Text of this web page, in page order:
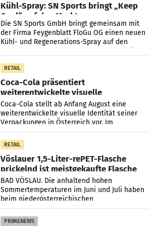
Kühl-Spray: SN Sports bringt „Keep
Cool“ auf den Markt
Die SN Sports GmbH bringt gemeinsam mit
der Firma Feygenblatt FloGu OG einen neuen
Kühl- und Regenerations-Spray auf den
RETAIL
Coca-Cola präsentiert
weiterentwickelte visuelle
Markenidentität
Coca-Cola stellt ab Anfang August eine
weiterentwickelte visuelle Identität seiner
Verpackungen in Österreich vor. Im
Mittelpunkt des Redesigns stehen zentrale
Gestaltungselemente
RETAIL
Vöslauer 1,5-Liter-rePET-Flasche
prickelnd ist meistgekaufte Flasche
Österreichs
BAD VÖSLAU. Die anhaltend hohen
Sommertemperaturen im Juni und Juli haben
beim niederösterreichischen
Getränkehersteller Vöslauer zu deutlichen
Absatzzuwächsen geführt. Während
PRIMENEWS